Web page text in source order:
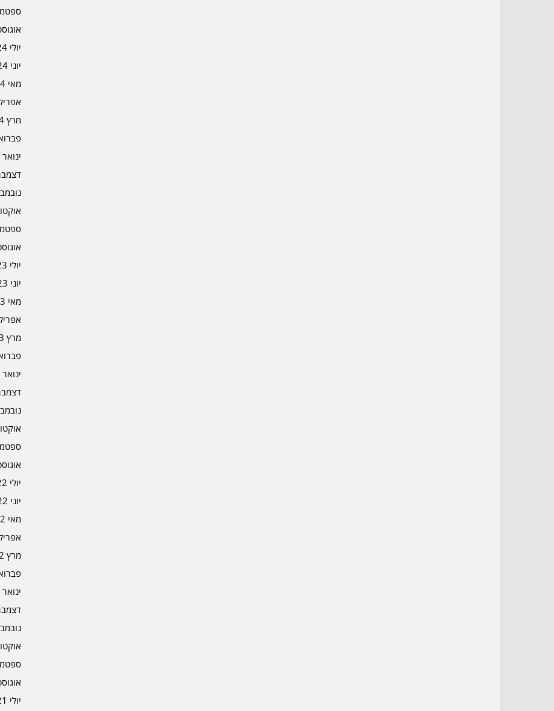
ספטמבר
אוגוסט
יולי 2024
יוני 2024
מאי 2024
אפריל
מרץ 2024
פברואר
ינואר 2024
דצמבר
נובמבר
אוקטובר
ספטמבר
אוגוסט
יולי 2023
יוני 2023
מאי 2023
אפריל
מרץ 2023
פברואר
ינואר 2023
דצמבר
נובמבר
אוקטובר
ספטמבר
אוגוסט
יולי 2022
יוני 2022
מאי 2022
אפריל
מרץ 2022
פברואר
ינואר 2022
דצמבר
נובמבר
אוקטובר
ספטמבר
אוגוסט
יולי 2021